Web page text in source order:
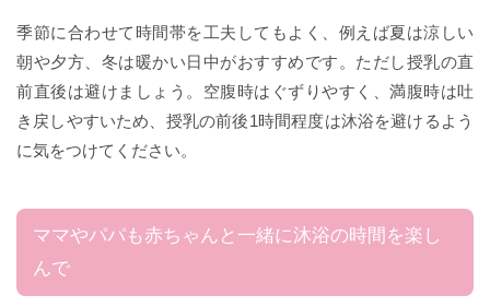
季節に合わせて時間帯を工夫してもよく、例えば夏は涼しい
朝や夕方、冬は暖かい日中がおすすめです。ただし授乳の直
前直後は避けましょう。空腹時はぐずりやすく、満腹時は吐
き戻しやすいため、授乳の前後1時間程度は沐浴を避けるよう
に気をつけてください。
ママやパパも赤ちゃんと一緒に沐浴の時間を楽し
んで